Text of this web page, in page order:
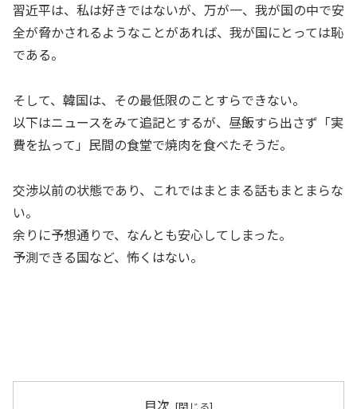
習近平は、私は好きではないが、万が一、我が国の中で安
全が脅かされるようなことがあれば、我が国にとっては恥
である。
そして、韓国は、その最低限のことすらできない。
以下はニュースをみて追記とするが、昼飯すら出さず「実
費を払って」民間の食堂で焼肉を食べたそうだ。
交渉以前の状態であり、これではまとまる話もまとまらな
い。
余りに予想通りで、なんとも安心してしまった。
予測できる国など、怖くはない。